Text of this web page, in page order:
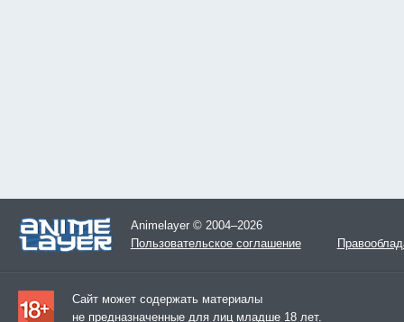
Animelayer © 2004–2026
Пользовательское соглашение
Сайт может содержать материалы
не предназначенные для лиц младше 18 лет.